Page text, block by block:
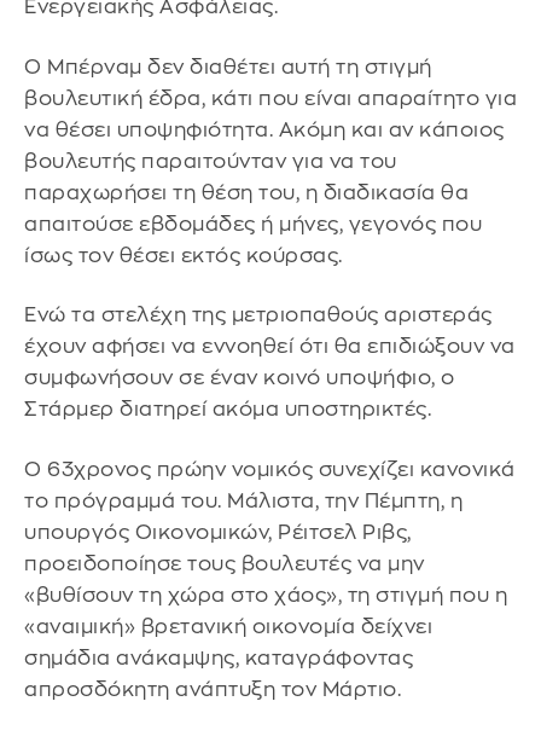
Ενεργειακής Ασφάλειας.
Ο Μπέρναμ δεν διαθέτει αυτή τη στιγμή
βουλευτική έδρα, κάτι που είναι απαραίτητο για
να θέσει υποψηφιότητα. Ακόμη και αν κάποιος
βουλευτής παραιτούνταν για να του
παραχωρήσει τη θέση του, η διαδικασία θα
απαιτούσε εβδομάδες ή μήνες, γεγονός που
ίσως τον θέσει εκτός κούρσας.
Ενώ τα στελέχη της μετριοπαθούς αριστεράς
έχουν αφήσει να εννοηθεί ότι θα επιδιώξουν να
συμφωνήσουν σε έναν κοινό υποψήφιο, ο
Στάρμερ διατηρεί ακόμα υποστηρικτές.
Ο 63χρονος πρώην νομικός συνεχίζει κανονικά
το πρόγραμμά του. Μάλιστα, την Πέμπτη, η
υπουργός Οικονομικών, Ρέιτσελ Ριβς,
προειδοποίησε τους βουλευτές να μην
«βυθίσουν τη χώρα στο χάος», τη στιγμή που η
«αναιμική» βρετανική οικονομία δείχνει
σημάδια ανάκαμψης, καταγράφοντας
απροσδόκητη ανάπτυξη τον Μάρτιο.